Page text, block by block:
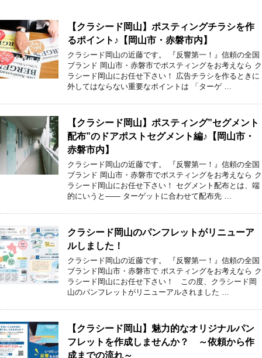
【クラシード岡山】ポスティングチラシを作
るポイント♪【岡山市・赤磐市内】
クラシード岡山の近藤です。 『反響第一！』信頼の全国
ブランド 岡山市・赤磐市でポスティングをお考えなら ク
ラシード岡山にお任せ下さい！ 広告チラシを作るときに
外してはならない重要なポイントは 「ターゲ …
【クラシード岡山】ポスティング”セグメント
配布”のドアポストセグメント編♪【岡山市・
赤磐市内】
クラシード岡山の近藤です。 『反響第一！』信頼の全国
ブランド 岡山市・赤磐市でポスティングをお考えなら ク
ラシード岡山にお任せ下さい！ セグメント配布とは、端
的にいうと―― ターゲットに合わせて配布先 …
クラシード岡山のパンフレットがリニューア
ルしました！
クラシード岡山の近藤です。 『反響第一！』信頼の全国
ブランド岡山市・赤磐市で ポスティングをお考えなら ク
ラシード岡山にお任せ下さい！ この度、クラシード岡
山のパンフレットがリニューアルされました …
【クラシード岡山】魅力的なオリジナルパン
フレットを作成しませんか？ ～依頼から作
成までの流れ～